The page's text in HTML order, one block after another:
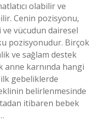
olabilir ve
Cenin pozisyonu,
vücudun dairesel
pozisyonudur. Birçok
ve sağlam destek
anne karnında hangi
gebeliklerde
belirlenmesinde
itibaren bebek